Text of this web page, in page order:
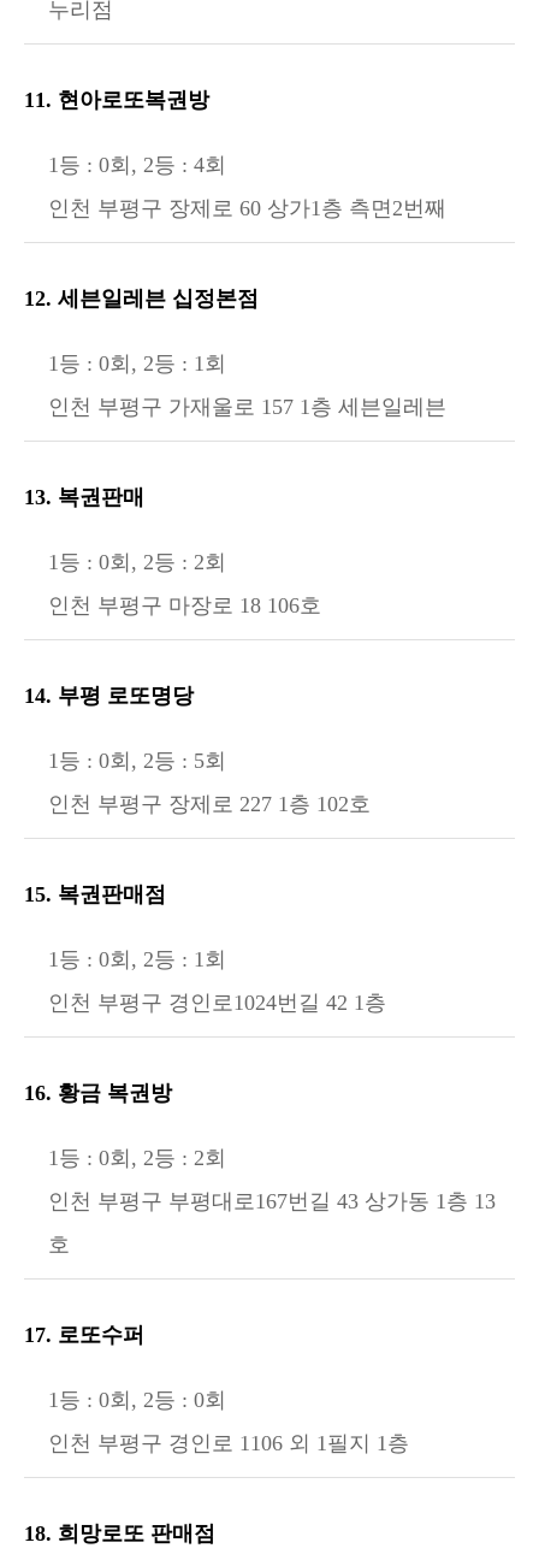
누리점
11. 현아로또복권방
1등 : 0회, 2등 : 4회
인천 부평구 장제로 60 상가1층 측면2번째
12. 세븐일레븐 십정본점
1등 : 0회, 2등 : 1회
인천 부평구 가재울로 157 1층 세븐일레븐
13. 복권판매
1등 : 0회, 2등 : 2회
인천 부평구 마장로 18 106호
14. 부평 로또명당
1등 : 0회, 2등 : 5회
인천 부평구 장제로 227 1층 102호
15. 복권판매점
1등 : 0회, 2등 : 1회
인천 부평구 경인로1024번길 42 1층
16. 황금 복권방
1등 : 0회, 2등 : 2회
인천 부평구 부평대로167번길 43 상가동 1층 13
호
17. 로또수퍼
1등 : 0회, 2등 : 0회
인천 부평구 경인로 1106 외 1필지 1층
18. 희망로또 판매점